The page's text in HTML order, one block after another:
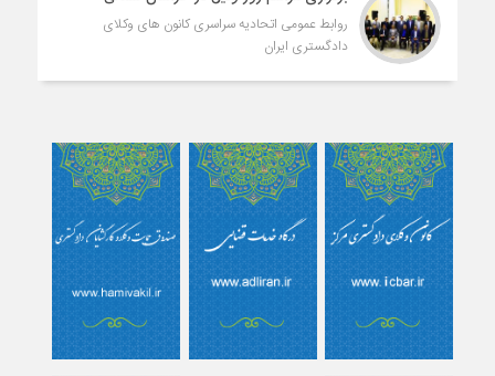
روابط عمومی اتحادیه سراسری کانون های وکلای
دادگستری ایران